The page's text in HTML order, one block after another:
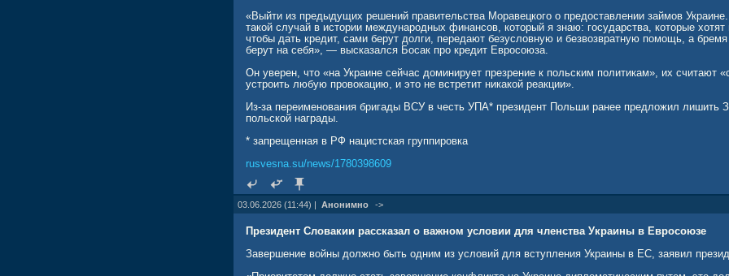
«Выйти из предыдущих решений правительства Моравецкого о предоставлении займов
такой случай в истории международных финансов, который я знаю: государства, которые хотят
чтобы дать кредит, сами берут долги, передают безусловную и безвозвратную помощь, а
берут на себя», — высказался Босак про кредит Евросоюза.
Он уверен, что «на Украине сейчас доминирует презрение к польским политикам», их считают
устроить любую провокацию, и это не встретит никакой реакции».
Из-за переименования бригады ВСУ в честь УПА* президент Польши ранее предложил лишить
польской награды.
* запрещенная в РФ нацистская группировка
rusvesna.su/news/1780398609
03.06.2026 (11:44) | Анонимно ->
Президент Словакии рассказал о важном условии для членства Украины в Евросоюзе
Завершение войны должно быть одним из условий для вступления Украины в ЕС, заявил